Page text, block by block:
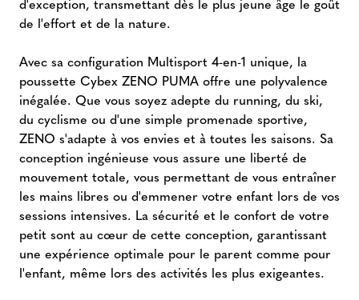
de l'effort et de la nature.
Avec sa configuration Multisport 4-en-1 unique, la
poussette Cybex ZENO PUMA offre une polyvalence
inégalée. Que vous soyez adepte du running, du ski,
du cyclisme ou d'une simple promenade sportive,
ZENO s'adapte à vos envies et à toutes les saisons. Sa
conception ingénieuse vous assure une liberté de
mouvement totale, vous permettant de vous entraîner
les mains libres ou d'emmener votre enfant lors de vos
sessions intensives. La sécurité et le confort de votre
petit sont au cœur de cette conception, garantissant
une expérience optimale pour le parent comme pour
l'enfant, même lors des activités les plus exigeantes.